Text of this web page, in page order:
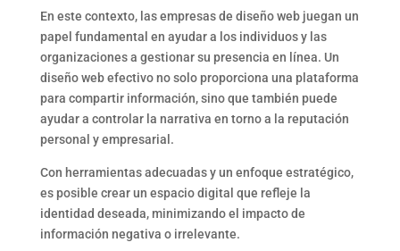
En este contexto, las empresas de diseño web juegan un
papel fundamental en ayudar a los individuos y las
organizaciones a gestionar su presencia en línea. Un
diseño web efectivo no solo proporciona una plataforma
para compartir información, sino que también puede
ayudar a controlar la narrativa en torno a la reputación
personal y empresarial.
Con herramientas adecuadas y un enfoque estratégico,
es posible crear un espacio digital que refleje la
identidad deseada, minimizando el impacto de
información negativa o irrelevante.